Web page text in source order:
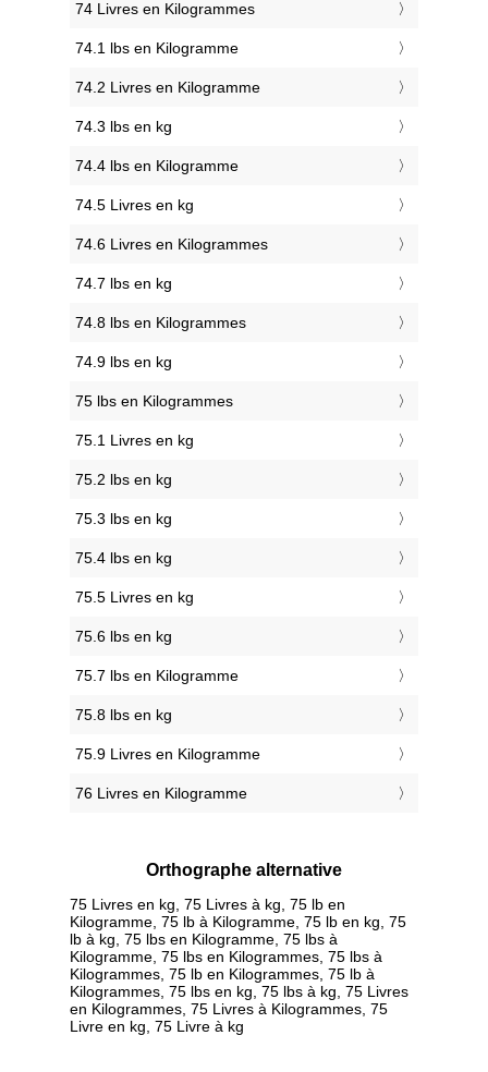
74 Livres en Kilogrammes
74.1 lbs en Kilogramme
74.2 Livres en Kilogramme
74.3 lbs en kg
74.4 lbs en Kilogramme
74.5 Livres en kg
74.6 Livres en Kilogrammes
74.7 lbs en kg
74.8 lbs en Kilogrammes
74.9 lbs en kg
75 lbs en Kilogrammes
75.1 Livres en kg
75.2 lbs en kg
75.3 lbs en kg
75.4 lbs en kg
75.5 Livres en kg
75.6 lbs en kg
75.7 lbs en Kilogramme
75.8 lbs en kg
75.9 Livres en Kilogramme
76 Livres en Kilogramme
Orthographe alternative
75 Livres en kg, 75 Livres à kg, 75 lb en
Kilogramme, 75 lb à Kilogramme, 75 lb en kg, 75
lb à kg, 75 lbs en Kilogramme, 75 lbs à
Kilogramme, 75 lbs en Kilogrammes, 75 lbs à
Kilogrammes, 75 lb en Kilogrammes, 75 lb à
Kilogrammes, 75 lbs en kg, 75 lbs à kg, 75 Livres
en Kilogrammes, 75 Livres à Kilogrammes, 75
Livre en kg, 75 Livre à kg